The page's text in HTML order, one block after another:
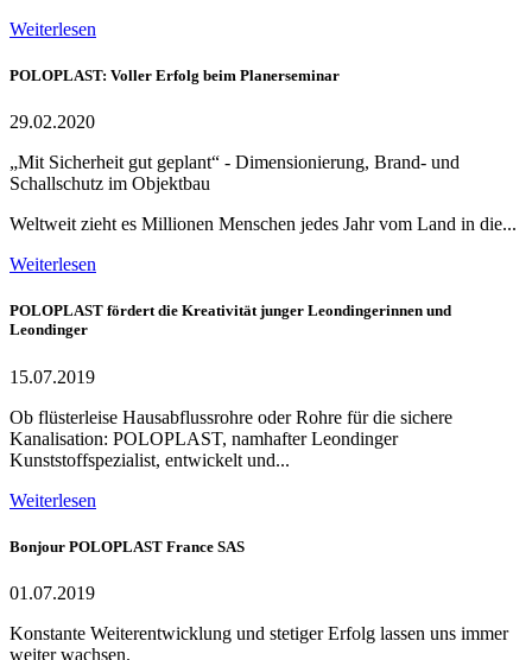
Weiterlesen
POLOPLAST: Voller Erfolg beim Planerseminar
29.02.2020
„Mit Sicherheit gut geplant“ - Dimensionierung, Brand- und
Schallschutz im Objektbau
Weltweit zieht es Millionen Menschen jedes Jahr vom Land in die...
Weiterlesen
POLOPLAST fördert die Kreativität junger Leondingerinnen und
Leondinger
15.07.2019
Ob flüsterleise Hausabflussrohre oder Rohre für die sichere
Kanalisation: POLOPLAST, namhafter Leondinger
Kunststoffspezialist, entwickelt und...
Weiterlesen
Bonjour POLOPLAST France SAS
01.07.2019
Konstante Weiterentwicklung und stetiger Erfolg lassen uns immer
weiter wachsen.